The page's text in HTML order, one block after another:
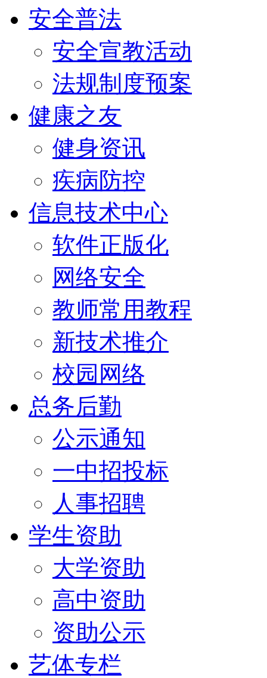
安全普法
安全宣教活动
法规制度预案
健康之友
健身资讯
疾病防控
信息技术中心
软件正版化
网络安全
教师常用教程
新技术推介
校园网络
总务后勤
公示通知
一中招投标
人事招聘
学生资助
大学资助
高中资助
资助公示
艺体专栏